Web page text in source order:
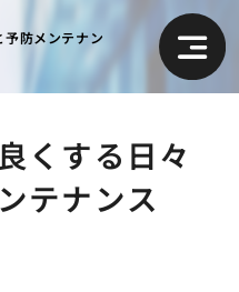
予防メンテナン
くする日々
テナンス